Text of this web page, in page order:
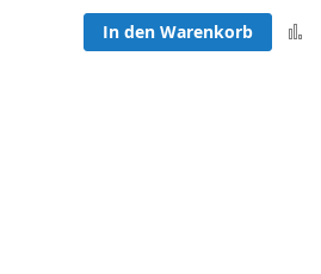
Vergleichsliste
In den Warenkorb